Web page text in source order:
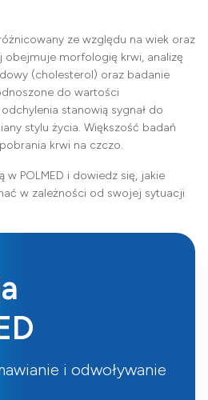
ze względu na wiek oraz
obejmuje morfologię krwi, analizę
(cholesterol) oraz badanie
do wartości
stanowią sygnał do
stylu życia. Większość badań
krwi na czczo.
w POLMED i dowiedz się, jakie
w zależności od swojej sytuacji
i odwoływanie